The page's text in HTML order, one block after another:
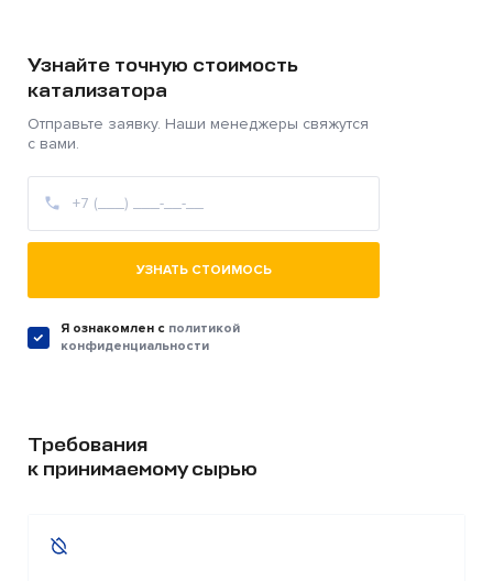
Узнайте точную стоимость
катализатора
Отправьте заявку. Наши менеджеры свяжутся
с вами.
УЗНАТЬ СТОИМОСЬ
Я ознакомлен c политикой
конфиденциальности
Требования
к принимаемому сырью